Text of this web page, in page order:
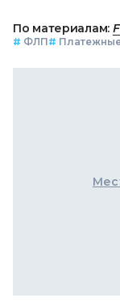
По материалам:
# ФЛП#